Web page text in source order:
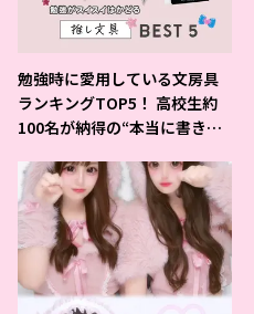
勉強時に愛用している文房具
ランキングTOP5！ 高校生約
100名が納得の“本当に書きや